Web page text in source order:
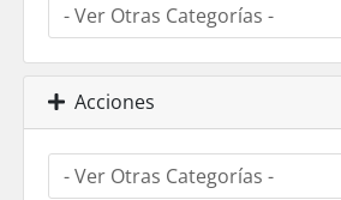
Acciones